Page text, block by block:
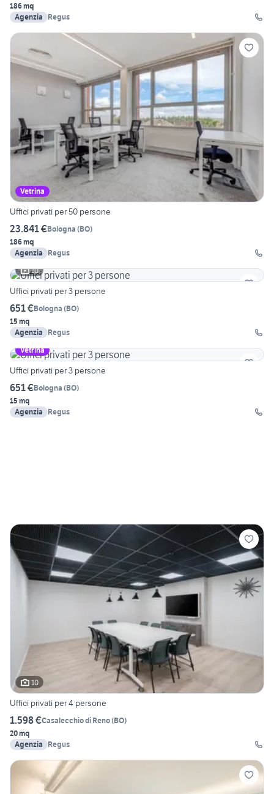
186 mq
Agenzia
Regus
Vetrina
Uffici privati per 50 persone
23.841 €Bologna (BO)
186 mq
Agenzia
Regus
10
Uffici privati per 3 persone
651 €Bologna (BO)
15 mq
Agenzia
Regus
Vetrina
Uffici privati per 3 persone
651 €Bologna (BO)
15 mq
Agenzia
Regus
10
Uffici privati per 4 persone
1.598 €Casalecchio di Reno(BO)
20 mq
Agenzia
Regus